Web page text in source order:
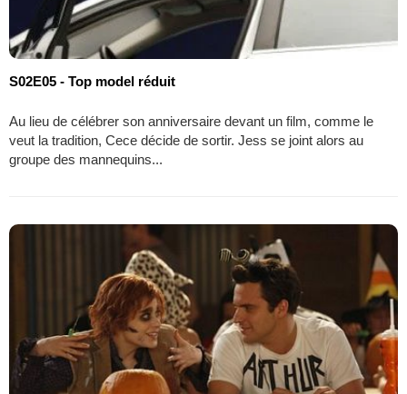
S02E05 - Top model réduit
Au lieu de célébrer son anniversaire devant un film, comme le
veut la tradition, Cece décide de sortir. Jess se joint alors au
groupe des mannequins...